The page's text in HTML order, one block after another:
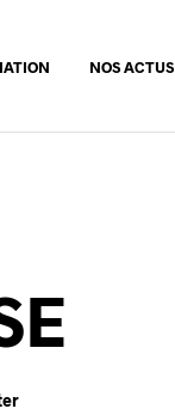
NOS ACTUS